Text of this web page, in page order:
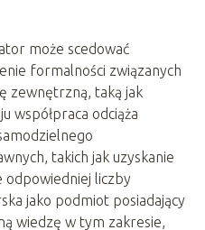
może scedować
formalności związanych
zewnętrzną, taką jak
współpraca odciąża
takich jak uzyskanie
odpowiedniej liczby
jako podmiot posiadający
wiedzę w tym zakresie,